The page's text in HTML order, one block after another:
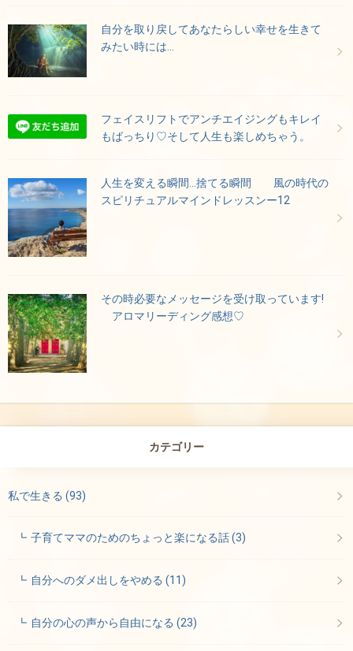
自分を取り戻してあなたらしい幸せを生きて
みたい時には…
フェイスリフトでアンチエイジングもキレイ
もばっちり♡そして人生も楽しめちゃう。
人生を変える瞬間…捨てる瞬間 風の時代の
スピリチュアルマインドレッスンー12
その時必要なメッセージを受け取っています!
アロマリーディング感想♡
カテゴリー
私で生きる (93)
子育てママのためのちょっと楽になる話(3)
自分へのダメ出しをやめる(11)
自分の心の声から自由になる(23)